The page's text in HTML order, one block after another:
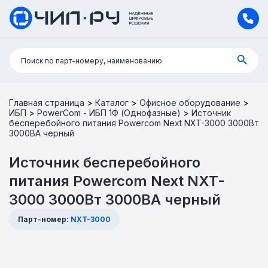
Поиск:
Поиск по парт-номеру, наименованию
Главная страница > Каталог > Офисное оборудование >
ИБП > PowerCom - ИБП 1Ф (Однофазные) > Источник
бесперебойного питания Powercom Next NXT-3000 3000Вт
3000ВА черный
Источник бесперебойного
питания Powercom Next NXT-
3000 3000Вт 3000ВА черный
Парт-номер: NXT-3000